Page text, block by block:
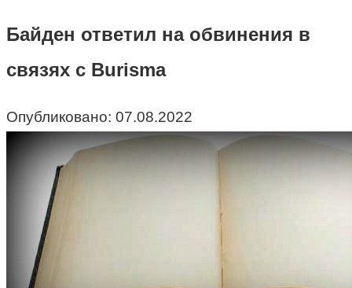
Байден ответил на обвинения в
связях с Burisma
Опубликовано: 07.08.2022